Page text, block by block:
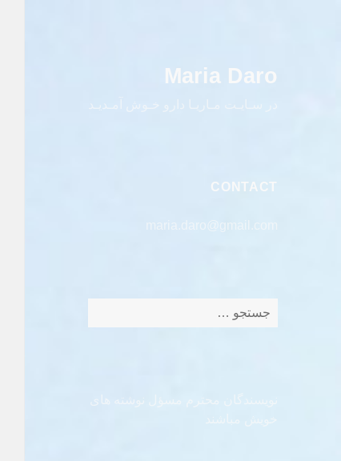
Maria Daro
در سـایـت مـاریـا دارو خـوش آمـدیـد
CONTACT
برای:
نویسندگان محترم مسؤل نوشته های